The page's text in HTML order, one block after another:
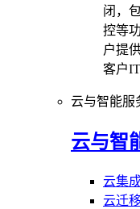
闭，
控等
户提
客户
云与智能服
云与智
云集
云迁